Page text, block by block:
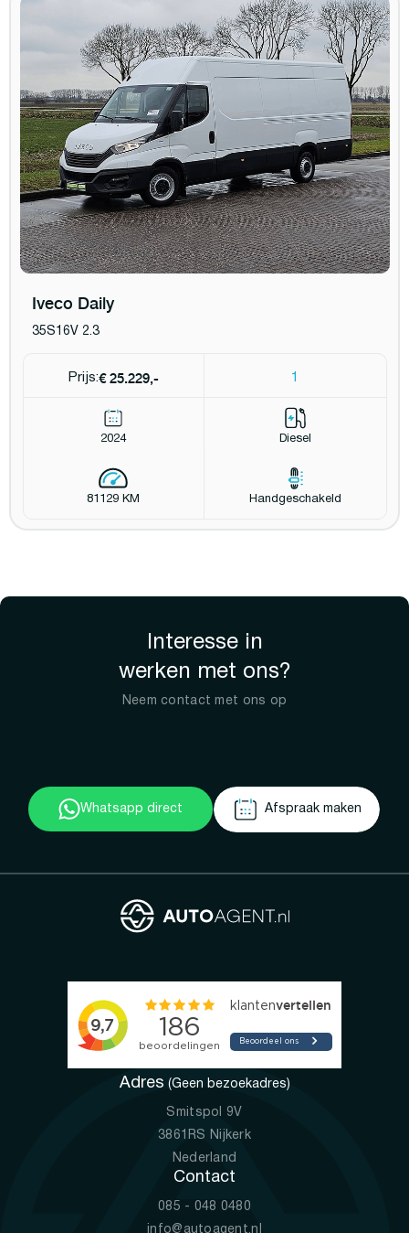
Iveco Daily
35S16V 2.3
Prijs:€ 25.229,- 1
2024 Diesel
81129 KM Handgeschakeld
Interesse in
werken met ons?
Neem contact met ons op
Whatsapp direct Afspraak maken
Adres (Geen bezoekadres)
Smitspol 9V
3861RS Nijkerk
Nederland
Contact
085 - 048 0480
info@autoagent.nl